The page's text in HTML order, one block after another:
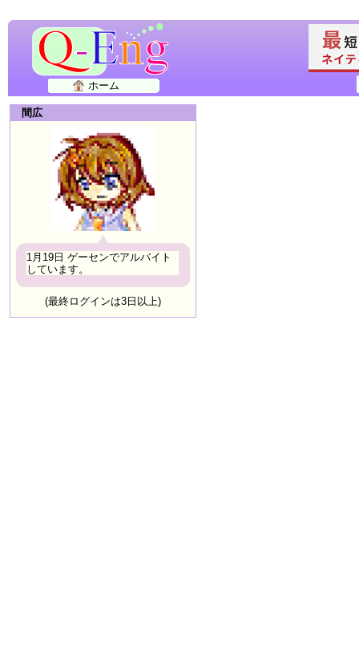
ホーム
間広
1月19日 ゲーセンでアルバイト
しています。
(最終ログインは3日以上)